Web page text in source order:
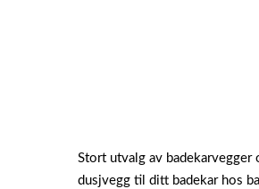
Stort utvalg av
dusjvegg til ditt badekar hos